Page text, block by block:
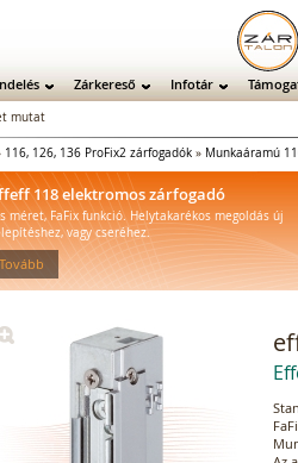
Zárkereső Infotár
mutat
116, 126, 136 ProFix2 zárfogadók » Munkaáramú
118 elektromos zárfogadó
méret, FaFix funkció. Helytakarékos megoldás új
vagy cseréhez.